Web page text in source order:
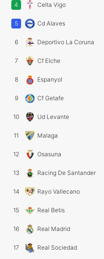
4 Celta Vigo
5 Cd Alaves
6 Deportivo La Coruna
7 Cf Elche
8 Espanyol
9 Cf Getafe
10 Ud Levante
11 Malaga
12 Osasuna
13 Racing De Santander
14 Rayo Vallecano
15 Real Betis
16 Real Madrid
17 Real Sociedad